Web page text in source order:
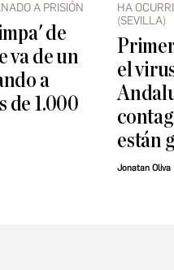
A PRISIÓN
de
va de un
a
de 1.000
HA
(SEVILLA)
el
están
Jonatan Oliva